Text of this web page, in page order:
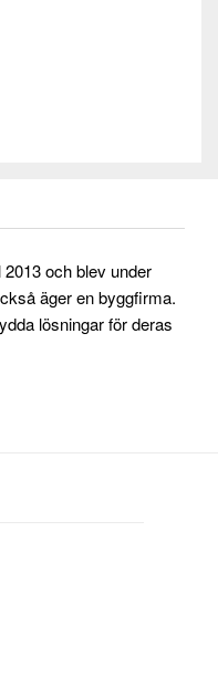
och blev under
äger en byggfirma.
lösningar för deras